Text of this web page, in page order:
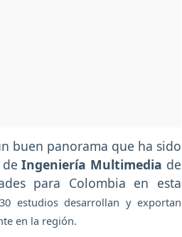
buen panorama que ha sido
deIngeniería Multimedia de
para Colombia en esta
estudios desarrollan y exportan
en la región.